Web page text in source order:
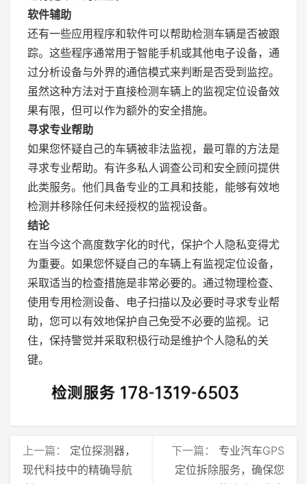
软件辅助
还有一些应用程序和软件可以帮助检测车辆是否被跟
踪。这些程序通常用于智能手机或其他电子设备，通
过分析设备与外界的通信模式来判断是否受到监控。
虽然这种方法对于直接检测车辆上的监视定位设备效
果有限，但可以作为额外的安全措施。
寻求专业帮助
如果您怀疑自己的车辆被非法监视，最可靠的方法是
寻求专业帮助。有许多私人调查公司和安全顾问提供
此类服务。他们具备专业的工具和技能，能够有效地
检测并移除任何未经授权的监视设备。
结论
在当今这个高度数字化的时代，保护个人隐私变得尤
为重要。如果您怀疑自己的车辆上有监视定位设备，
采取适当的检查措施是非常必要的。通过物理检查、
使用专用检测设备、电子扫描以及必要时寻求专业帮
助，您可以有效地保护自己免受不必要的监视。记
住，保持警觉并采取积极行动是维护个人隐私的关
键。
上一篇： 定位探测器，
现代科技中的精确导航
下一篇： 专业汽车GPS
定位拆除服务，确保您